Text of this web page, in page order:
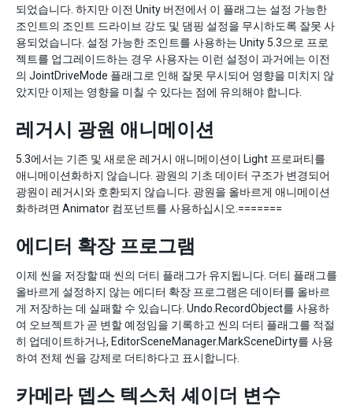
되었습니다. 하지만 이전 Unity 버전에서 이 플래그는 설정 가능한
조인트의 조인트 드라이브 강도 및 댐핑 설정을 무시하도록 잘못 사
용되었습니다. 설정 가능한 조인트를 사용하는 Unity 5.3으로 프로
젝트를 업그레이드하는 경우 사용자는 이런 설정이 과거에는 이전
의 JointDriveMode 플래그로 인해 잘못 무시되어 영향을 미치지 않
았지만 이제는 영향을 미칠 수 있다는 점에 유의해야 합니다.
레거시 광원 애니메이션
5.3에서는 기존 및 새로운 레거시 애니메이션이 Light 프로퍼티를
애니메이션화하지 않습니다. 광원의 기초 데이터 구조가 변경되어
광원이 레거시와 호환되지 않습니다. 광원을 올바르게 애니메이션
화하려면 Animator 컴포넌트를 사용하십시오.=======
에디터 확장 프로그램
이제 씬을 저장할 때 씬의 더티 플래그가 유지됩니다. 더티 플래그를
올바르게 설정하지 않는 에디터 확장 프로그램은 데이터를 올바르
게 저장하는 데 실패할 수 있습니다. Undo.RecordObject를 사용하
여 오브젝트가 곧 변할 예정임을 기록하고 씬의 더티 플래그를 적절
히 업데이트하거나, EditorSceneManager.MarkSceneDirty를 사용
하여 전체 씬을 강제로 더티하다고 표시합니다.
카메라 뎁스 텍스처 셰이더 변수